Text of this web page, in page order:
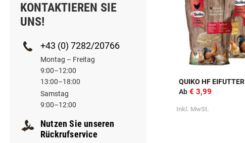
QUIKO HF EIFUTTER
Ab € 3,99
Inkl. MwSt.
KONTAKTIEREN SIE
UNS!
+43 (0) 7282/20766
Montag – Freitag
9:00–12:00
13:00–18:00
Samstag
9:00–12:00
Nutzen Sie unseren
Rückrufservice